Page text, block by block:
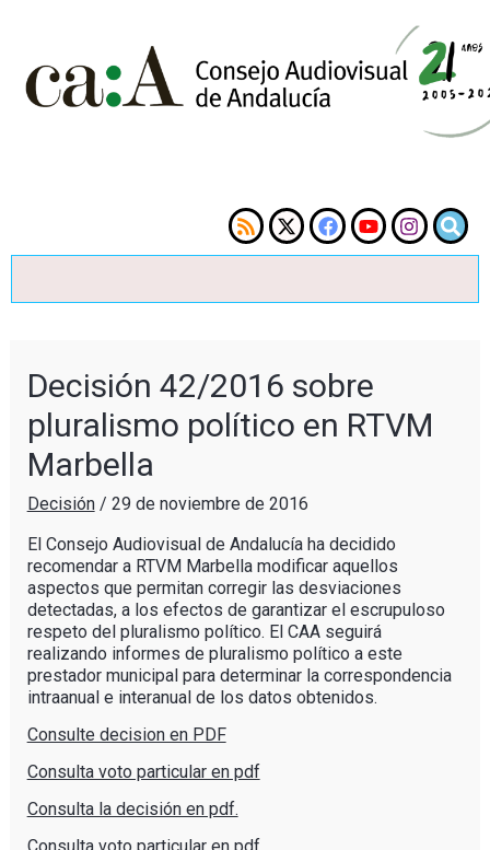
Decisión 42/2016 sobre
pluralismo político en RTVM
Marbella
Decisión/ 29 de noviembre de 2016
El Consejo Audiovisual de Andalucía ha decidido
recomendar a RTVM Marbella modificar aquellos
aspectos que permitan corregir las desviaciones
detectadas, a los efectos de garantizar el escrupuloso
respeto del pluralismo político. El CAA seguirá
realizando informes de pluralismo político a este
prestador municipal para determinar la correspondencia
intraanual e interanual de los datos obtenidos.
Consulte decision en PDF
Consulta voto particular en pdf
Consulta la decisión en pdf.